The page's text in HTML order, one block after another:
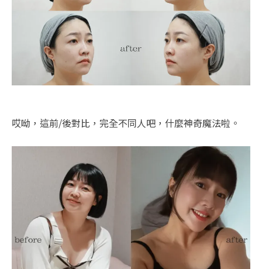
哎呦，這前/後對比，完全不同人吧，什麼神奇魔法啦。